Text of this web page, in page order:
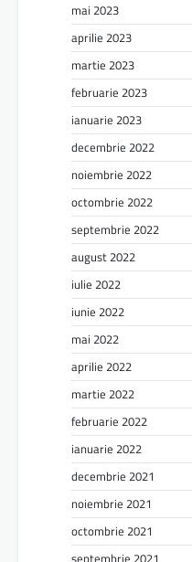
mai 2023
aprilie 2023
martie 2023
februarie 2023
ianuarie 2023
decembrie 2022
noiembrie 2022
octombrie 2022
septembrie 2022
august 2022
iulie 2022
iunie 2022
mai 2022
aprilie 2022
martie 2022
februarie 2022
ianuarie 2022
decembrie 2021
noiembrie 2021
octombrie 2021